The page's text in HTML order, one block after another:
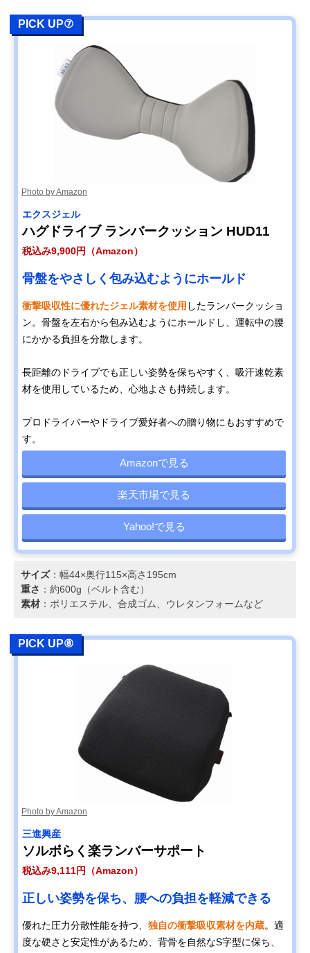
PICK UP⑦
Photo by Amazon
エクスジェル
ハグドライブ ランバークッション HUD11
税込み9,900円（Amazon）
骨盤をやさしく包み込むようにホールド
衝撃吸収性に優れたジェル素材を使用 したランバークッショ
ン。骨盤を左右から包み込むようにホールドし、運転中の腰
にかかる負担を分散します。
長距離のドライブでも正しい姿勢を保ちやすく、吸汗速乾素
材を使用しているため、心地よさも持続します。
プロドライバーやドライブ愛好者への贈り物にもおすすめで
す。
Amazonで見る
楽天市場で見る
Yahoo!で見る
サイズ：幅44×奥行115×高さ195cm
重さ ：約600g（ベルト含む）
素材 ：ポリエステル、合成ゴム、ウレタンフォームなど
PICK UP⑧
Photo by Amazon
三進興産
ソルボらく楽ランバーサポート
税込み9,111円（Amazon）
正しい姿勢を保ち、腰への負担を軽減できる
優れた圧力分散性能を持つ、 独自の衝撃吸収素材を内蔵。適
度な硬さと安定性があるため、背骨を自然なS字型に保ち、